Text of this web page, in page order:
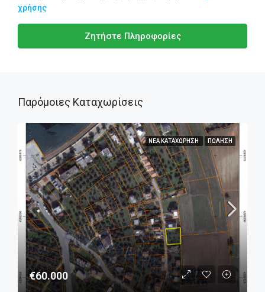
χρήσης
Ζητήστε Πληροφορίες
Παρόμοιες Καταχωρίσεις
ΝΈΑ ΚΑΤΑΧΏΡΗΣΗ ΠΏΛΗΣΗ
€60.000